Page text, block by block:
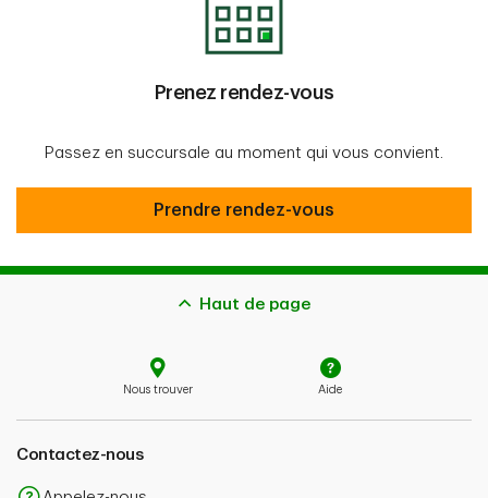
Prenez rendez-vous
Passez en succursale au moment qui vous convient.
Prendre rendez-vous
Prendre rendez-vous
Haut de page
Nous trouver Aide
Contactez-nous